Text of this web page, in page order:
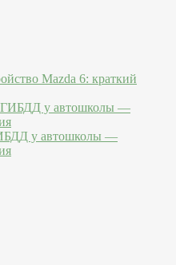
Mazda 6: краткий
у автошколы —